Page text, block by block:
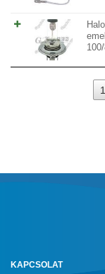
1
KAPCSOLAT